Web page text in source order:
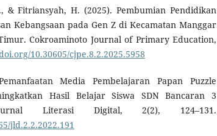
& Fitriansyah, H. (2025). Pembumian Pendidikan
Kebangsaan pada Gen Z di Kecamatan Manggar
Cokroaminoto Journal of Primary Education,
10.30605/cjpe.8.2.2025.5958
Media Pembelajaran Papan Puzzle
Hasil Belajar Siswa SDN Bancaran 3
Literasi Digital, 2(2), 124–131.
jld.2.2.2022.191